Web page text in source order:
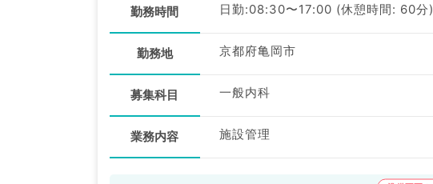
勤務時間 日勤:08:30〜17:00 (休憩時間: 60分)
勤務地 京都府亀岡市
募集科目 一般内科
業務内容 施設管理